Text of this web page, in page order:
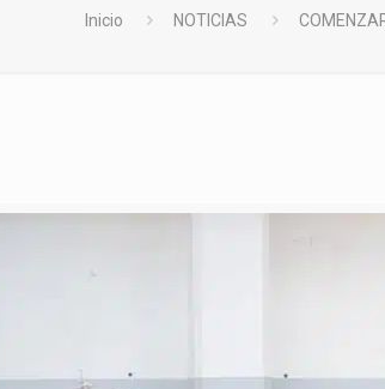
Inicio NOTICIAS